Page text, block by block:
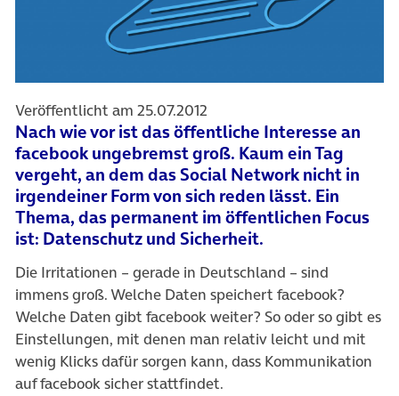
Veröffentlicht am 25.07.2012
Nach wie vor ist das öffentliche Interesse an
facebook ungebremst groß. Kaum ein Tag
vergeht, an dem das Social Network nicht in
irgendeiner Form von sich reden lässt. Ein
Thema, das permanent im öffentlichen Focus
ist: Datenschutz und Sicherheit.
Die Irritationen – gerade in Deutschland – sind
immens groß. Welche Daten speichert facebook?
Welche Daten gibt facebook weiter? So oder so gibt es
Einstellungen, mit denen man relativ leicht und mit
wenig Klicks dafür sorgen kann, dass Kommunikation
auf facebook sicher stattfindet.